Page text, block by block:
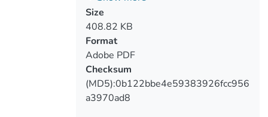
გზაგასაყარზე დააყენა. სამართლიანობა
და სამართალი ყოველთვის
სინონიმებად არ გვევლინება, უფრო
მეტიც, სამართალი წესრიგის
დამყარების
მიზნით ხშირად უსამართლობასაც კი
აკანონებს.
ქონებრივი ზიანისათვის
Size
408.82 KB
Format
Adobe PDF
Checksum
(MD5):0b122bbe4e59383926fcc956
a3970ad8